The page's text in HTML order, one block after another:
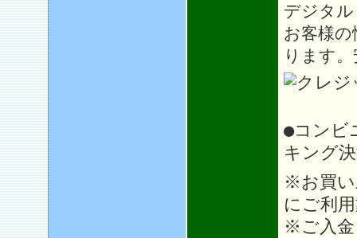
デジタ
お客様
ります
●コンビ
キング
※お買い
にご利
※ご入金